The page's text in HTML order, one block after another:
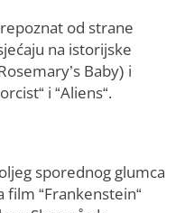
od strane
na istorijske
Baby) i
i “Aliens“.
sporednog glumca
film “Frankenstein“